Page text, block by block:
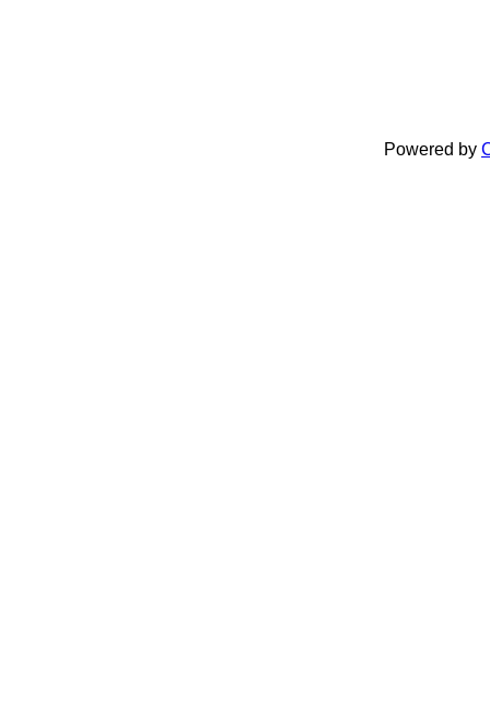
Powered by